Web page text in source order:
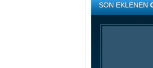
SON EKLENEN